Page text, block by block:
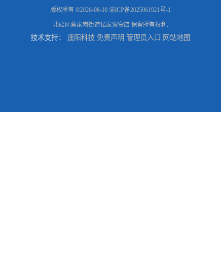
版权所有 ©2026-08-10 渝ICP备2025061921号-1
北碚区蔡家岗街道亿家窗帘店 保留所有权利.
技术支持： 遥阳科技 免责声明 管理员入口 网站地图